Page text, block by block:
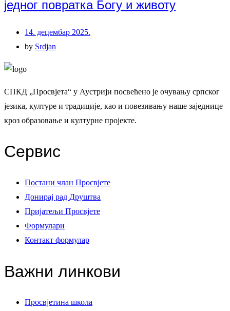
једног повратка Богу и животу
14. децембар 2025.
by Srdjan
СПКД „Просвјета“ у Аустрији посвећено је очувању српског
језика, културе и традиције, као и повезивању наше заједнице
кроз образовање и културне пројекте.
Сервис
Постани члан Просвјете
Донирај рад Друштва
Пријатељи Просвјете
Формулари
Контакт формулар
Важни линкови
Просвјетина школа